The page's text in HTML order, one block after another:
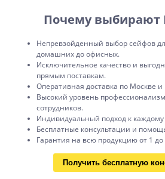
Почему выбирают
Непревзойденный выбор сейфов
домашних до офисных.
Исключительное качество и
прямым поставкам.
Оперативная доставка по Москве
Высокий уровень
сотрудников.
Индивидуальный подход к каждому
Бесплатные консультации и
Гарантия на всю продукцию от 1 до
Получить бесплатную